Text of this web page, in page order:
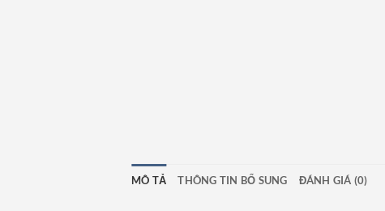
MÔ TẢ THÔNG TIN BỔ SUNG ĐÁNH GIÁ (0)